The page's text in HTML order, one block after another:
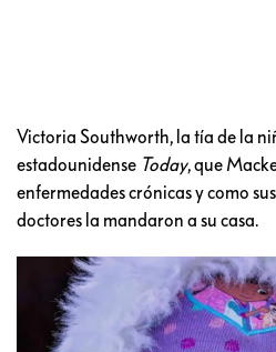
Victoria Southworth, la tía de la
estadounidense Today, que
enfermedades crónicas y como
doctores la mandaron a su casa.